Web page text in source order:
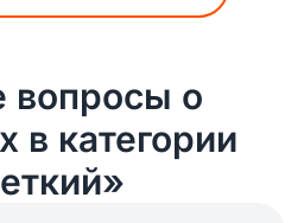
вопросы о
в категории